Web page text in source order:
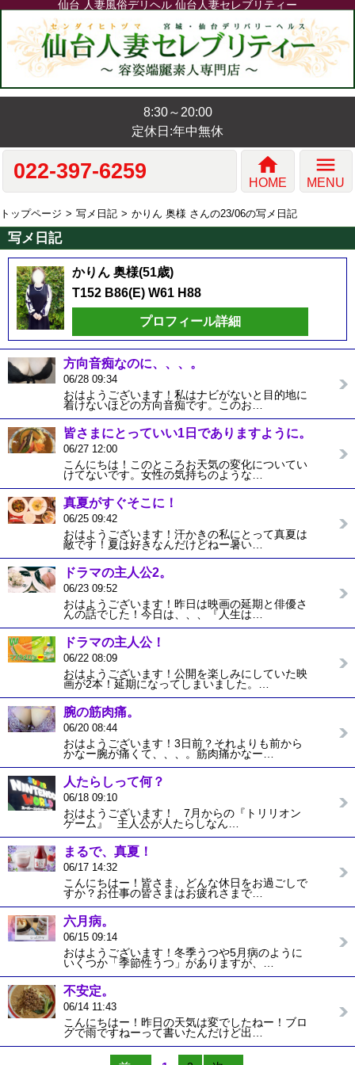
仙台 人妻風俗デリヘル 仙台人妻セレブリティー
8:30～20:00
定休日:年中無休
022-397-6259 home
HOME
menu
MENU
トップページ 写メ日記 かりん 奥様 さんの23/06の写メ日記
写メ日記
かりん 奥様(51歳)
T152 B86(E) W61 H88
プロフィール詳細
方向音痴なのに、、、。
06/28 09:34
おはようございます！私はナビがないと目的地に
着けないほどの方向音痴です。このお…
皆さまにとっていい1日でありますように。
06/27 12:00
こんにちは！このところお天気の変化についてい
けてないです。女性の気持ちのような…
真夏がすぐそこに！
06/25 09:42
おはようございます！汗かきの私にとって真夏は
敵です！夏は好きなんだけどねー暑い…
ドラマの主人公2。
06/23 09:52
おはようございます！昨日は映画の延期と俳優さ
んの話でした！今日は、、、『人生は…
ドラマの主人公！
06/22 08:09
おはようございます！公開を楽しみにしていた映
画が2本！延期になってしまいました。…
腕の筋肉痛。
06/20 08:44
おはようございます！3日前？それよりも前から
かなー腕が痛くて、、、。筋肉痛かなー…
人たらしって何？
06/18 09:10
おはようございます！ 7月からの『トリリオン
ゲーム』 主人公が人たらしなん…
まるで、真夏！
06/17 14:32
こんにちはー！皆さま、どんな休日をお過ごしで
すか？お仕事の皆さまはお疲れさまで…
六月病。
06/15 09:14
おはようございます！冬季うつや5月病のように
いくつか「季節性うつ」がありますが、…
不安定。
06/14 11:43
こんにちはー！昨日の天気は変でしたねー！ブロ
グで雨ですねーって書いたんだけど出…